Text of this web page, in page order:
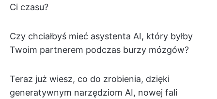
Ci czasu?
Czy chciałbyś mieć asystenta AI, który byłby
Twoim partnerem podczas burzy mózgów?
Teraz już wiesz, co do zrobienia, dzięki
generatywnym narzędziom AI, nowej fali